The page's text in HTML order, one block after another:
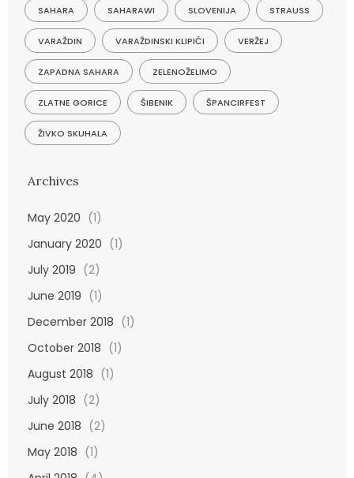
SAHARA SAHARAWI SLOVENIJA STRAUSS
VARAŽDIN VARAŽDINSKI KLIPIĆI VERŽEJ
ZAPADNA SAHARA ZELENOŽELIMO
ZLATNE GORICE ŠIBENIK ŠPANCIRFEST
ŽIVKO SKUHALA
Archives
May 2020 (1)
January 2020 (1)
July 2019 (2)
June 2019 (1)
December 2018 (1)
October 2018 (1)
August 2018 (1)
July 2018 (2)
June 2018 (2)
May 2018 (1)